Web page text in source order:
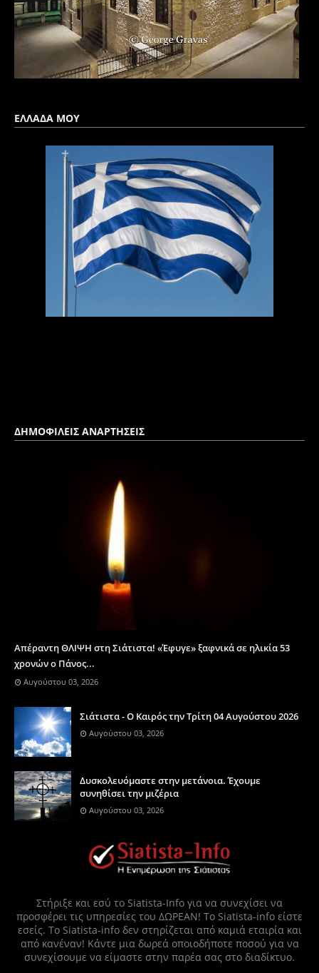
ΕΛΛΑΔΑ ΜΟΥ
ΔΗΜΟΦΙΛΕΙΣ ΑΝΑΡΤΗΣΕΙΣ
Απέραντη ΘΛΙΨΗ στη Σιάτιστα! «Έφυγε» ξαφνικά σε ηλικία 53
χρονών ο Πάνος...
Αυγούστου 03, 2026
Σιάτιστα - Ο Καιρός την Τρίτη 04 Αυγούστου 2026
Αυγούστου 03, 2026
Δυσκολευόμαστε στην μετάνοια. Έχουμε
συνηθίσει την μιζέρια
Αυγούστου 03, 2026
Στήριξε και εσύ το Siatista-Info για να συνεχίσει να
προσφέρει τις υπηρεσίες του ΔΩΡΕΑΝ! Το Siatista-info είστε
εσείς. Το Siatista-info δεν στηρίζεται από καμιά εταιρία και
από κανέναν! Κάντε μια δωρεά οποιοδήποτε ποσού για να
συνεχίσουμε να είμαστε στην παρέα σας στο διαδίκτυο.